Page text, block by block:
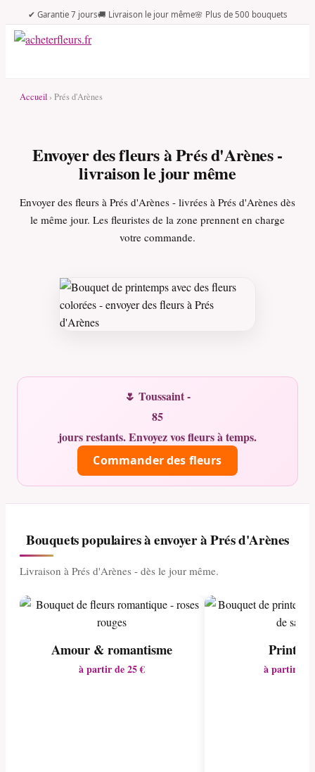
✔ Garantie 7 jours🚚 Livraison le jour même🌸 Plus de 500 bouquets
Accueil › Prés d'Arènes
Envoyer des fleurs à Prés d'Arènes -
livraison le jour même
Envoyer des fleurs à Prés d'Arènes - livrées à Prés d'Arènes dès
le même jour. Les fleuristes de la zone prennent en charge
votre commande.
🌷 Toussaint -
85
jours restants. Envoyez vos fleurs à temps.
Commander des fleurs
Bouquets populaires à envoyer à Prés d'Arènes
Livraison à Prés d'Arènes - dès le jour même.
Amour & romantisme
à partir de 25 € à partir de